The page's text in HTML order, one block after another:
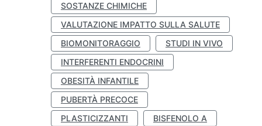
SOSTANZE CHIMICHE
VALUTAZIONE IMPATTO SULLA SALUTE
BIOMONITORAGGIO
STUDI IN VIVO
INTERFERENTI ENDOCRINI
OBESITÀ INFANTILE
PUBERTÀ PRECOCE
PLASTICIZZANTI
BISFENOLO A